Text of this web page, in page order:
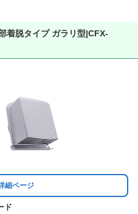
着脱タイプ ガラリ型|CFX-
細ページ
ド